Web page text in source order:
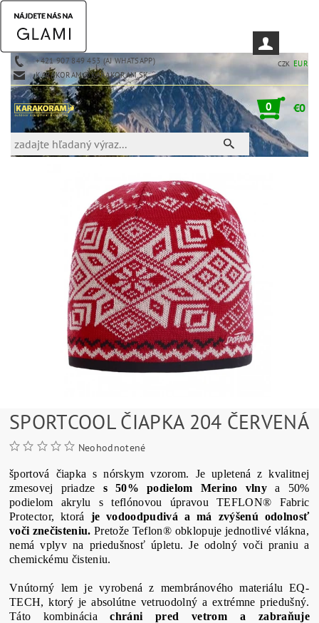
+421 907 849 453 (AJ WHATSAPP)
KARAKORAM@KARAKORAM.SK
CZK EUR
0 €0
SPORTCOOL ČIAPKA 204 ČERVENÁ
Neohodnotené
športová čiapka s nórskym vzorom. Je upletená z kvalitnej
zmesovej priadze s 50% podielom Merino vlnya 50%
podielom akrylu s teflónovou úpravou TEFLON® Fabric
Protector, ktorá je vodoodpudivá a má zvýšenú odolnosť
voči znečisteniu. Pretože Teflon® obklopuje jednotlivé vlákna,
nemá vplyv na priedušnosť úpletu. Je odolný voči praniu a
chemickému čisteniu.
Vnútorný lem je vyrobená z membránového materiálu EQ-
TECH, ktorý je absolútne vetruodolný a extrémne priedušný.
Táto kombináciachráni pred vetrom a zabraňuje